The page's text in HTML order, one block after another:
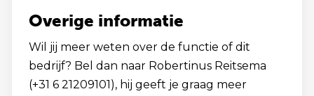
Overige informatie
Wil jij meer weten over de functie of dit
bedrijf? Bel dan naar Robertinus Reitsema
(+31 6 21209101), hij geeft je graag meer